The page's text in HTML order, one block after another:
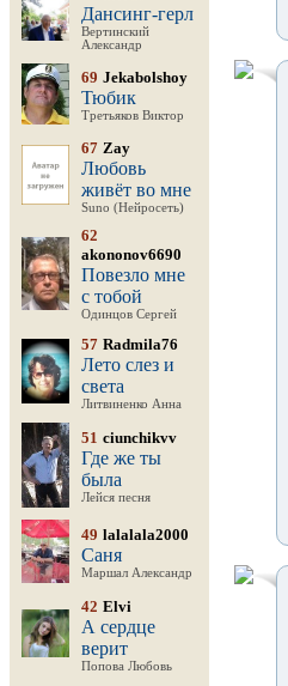
Дансинг-герл
Вертинский
Александр
69 Jekabolshoy
Тюбик
Третьяков Виктор
67 Zay
Любовь
живёт во мне
Suno (Нейросеть)
62
akononov6690
Повезло мне
с тобой
Одинцов Сергей
57 Radmila76
Лето слез и
света
Литвиненко Анна
51 ciunchikvv
Где же ты
была
Лейся песня
49 lalalala2000
Саня
Маршал Александр
42 Elvi
А сердце
верит
Попова Любовь